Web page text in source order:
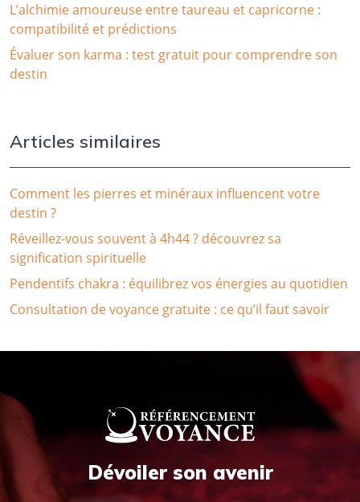
L’alchimie amoureuse entre taureau et capricorne :
compatibilité et prédictions
Évaluer son karma : test gratuit pour comprendre son
destin
Articles similaires
Comment les pierres et minéraux influencent votre
destin ?
Réveillez-vous souvent à 4h44 ? découvrez sa
signification spirituelle
Pendentifs chakra : équilibrez vos énergies au quotidien
Consultation de voyance gratuite : ce qu’il faut savoir
Dévoiler son avenir